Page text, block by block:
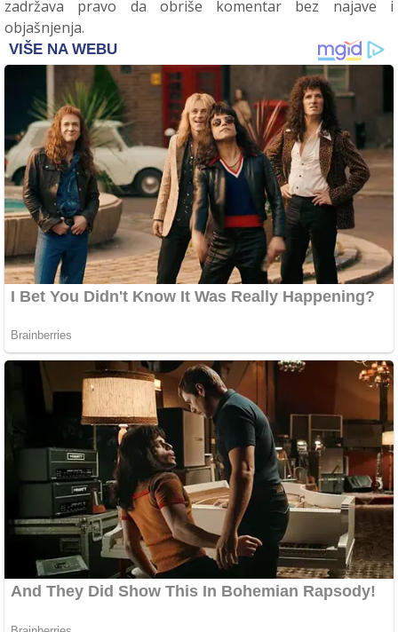
zadržava pravo da obriše komentar bez najave i
objašnjenja.